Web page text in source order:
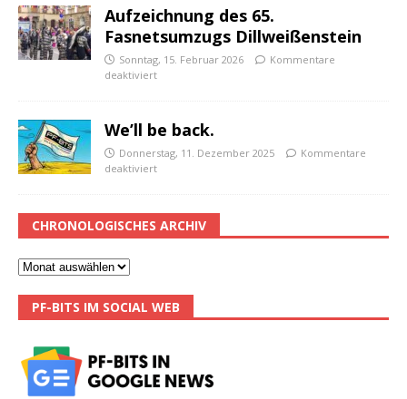
Aufzeichnung des 65.
Fasnetsumzugs Dillweißenstein
Sonntag, 15. Februar 2026
Kommentare
deaktiviert
We’ll be back.
Donnerstag, 11. Dezember 2025
Kommentare
deaktiviert
CHRONOLOGISCHES ARCHIV
PF-BITS IM SOCIAL WEB